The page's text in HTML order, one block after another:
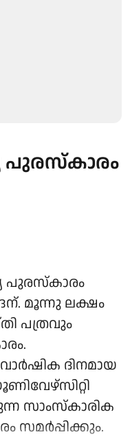
പുരസ്‌കാരം
പുരസ്‌കാരം
മൂന്നു ലക്ഷം
പത്രവും
ദിനമായ
സാംസ്‌കാരിക
സമര്‍പ്പിക്കും.